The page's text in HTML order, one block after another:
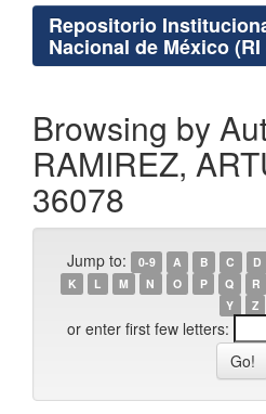
Repositorio
Nacional de México (RI
Browsing by
RAMIREZ,
36078
Jump to: 0-9 A B C D
K
L M N O P Q R
Y
Z
or enter first few letters: